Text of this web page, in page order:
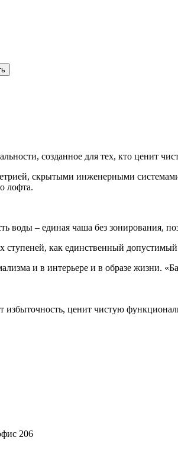
созданное для тех, кто ценит
скрытыми инженерными
лофта.
воды – единая чаша без зонирования,
ступеней, как единственный допустимый
и в интерьере и в образе жизни.
избыточность, ценит чистую
206